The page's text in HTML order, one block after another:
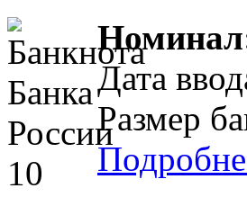
Дата
Размер